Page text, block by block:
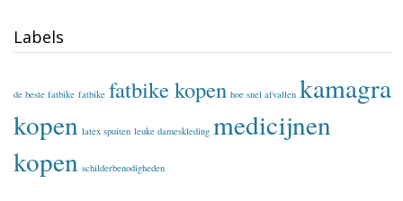
Labels
de beste fatbike fatbike fatbike kopen hoe snel afvallen kamagra
kopen latex spuiten leuke dameskleding medicijnen
kopen schilderbenodigheden